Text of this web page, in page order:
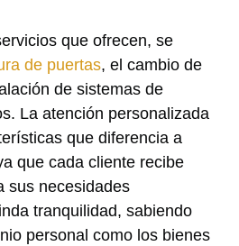
que ofrecen, se
de puertas, el cambio de
de sistemas de
La atención personalizada
que diferencia a
que cada cliente recibe
sus necesidades
tranquilidad, sabiendo
personal como los bienes